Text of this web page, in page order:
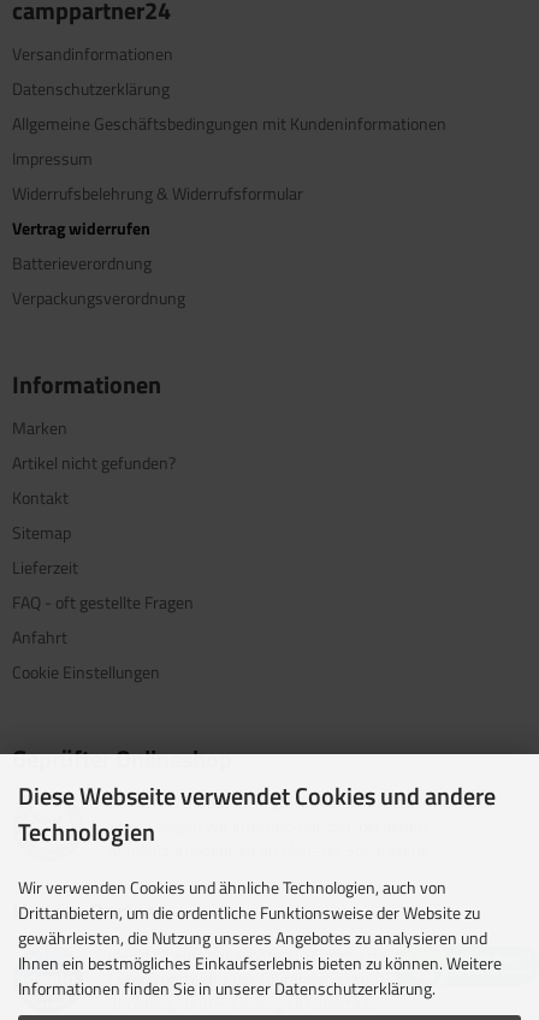
camppartner24
Versandinformationen
Datenschutzerklärung
Allgemeine Geschäftsbedingungen mit Kundeninformationen
Impressum
Widerrufsbelehrung & Widerrufsformular
Vertrag widerrufen
Batterieverordnung
Verpackungsverordnung
Informationen
Marken
Artikel nicht gefunden?
Kontakt
Sitemap
Lieferzeit
FAQ - oft gestellte Fragen
Anfahrt
Cookie Einstellungen
Geprüfter Onlineshop
Mit dem Vertrauenssiegel für kundenfreundliche Online-
Shops zeigen wir Internet-Händler, bei denen
Kundenzufriedenheit an oberster Stelle steht.
Unsere Partner
idealo ist eine der größten E-Commerce-Websites in
Europa und eines der führenden europäischen Online-
Shopping- und Preisvergleichsportale.
Diese Webseite verwendet Cookies und andere
Technologien
Wir verwenden Cookies und ähnliche Technologien, auch von
Drittanbietern, um die ordentliche Funktionsweise der Website zu
gewährleisten, die Nutzung unseres Angebotes zu analysieren und
Ihnen ein bestmögliches Einkaufserlebnis bieten zu können. Weitere
Informationen finden Sie in unserer Datenschutzerklärung.